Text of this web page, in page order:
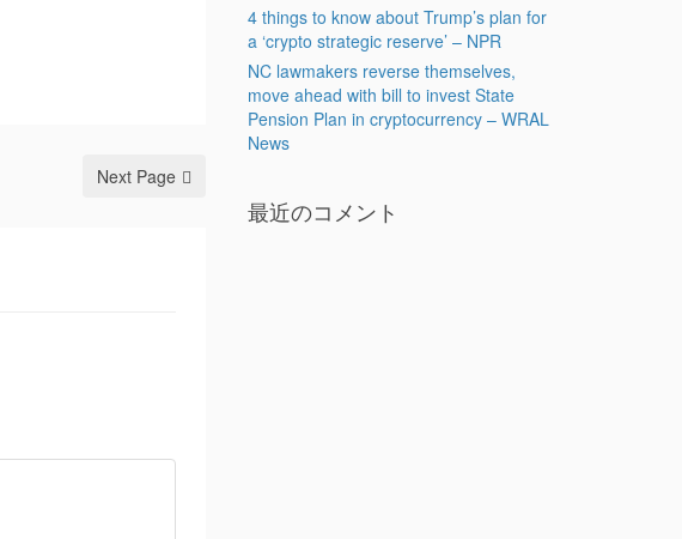
Next Page
4 things to know about Trump’s plan for
a ‘crypto strategic reserve’ – NPR
NC lawmakers reverse themselves,
move ahead with bill to invest State
Pension Plan in cryptocurrency – WRAL
News
最近のコメント